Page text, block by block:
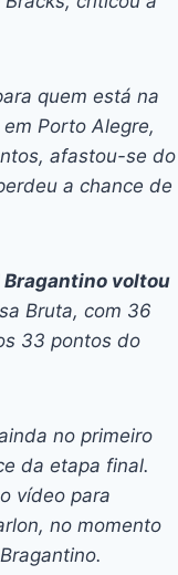
quem está na
em Porto Alegre,
afastou-se do
a chance de
Bragantino voltou
Bruta, com 36
33 pontos do
no primeiro
da etapa final.
vídeo para
no momento